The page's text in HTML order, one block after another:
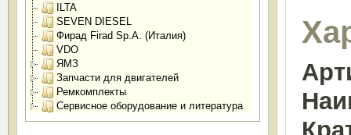
ILTA
SEVEN DIESEL
Фирад Firad Sp.A. (Италия)
VDO
ЯМЗ
Запчасти для двигателей
Ремкомплекты
Сервисное оборудование и литература